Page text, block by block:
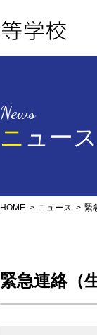
News
ニュース
HOME ニュース 緊
緊急連絡（